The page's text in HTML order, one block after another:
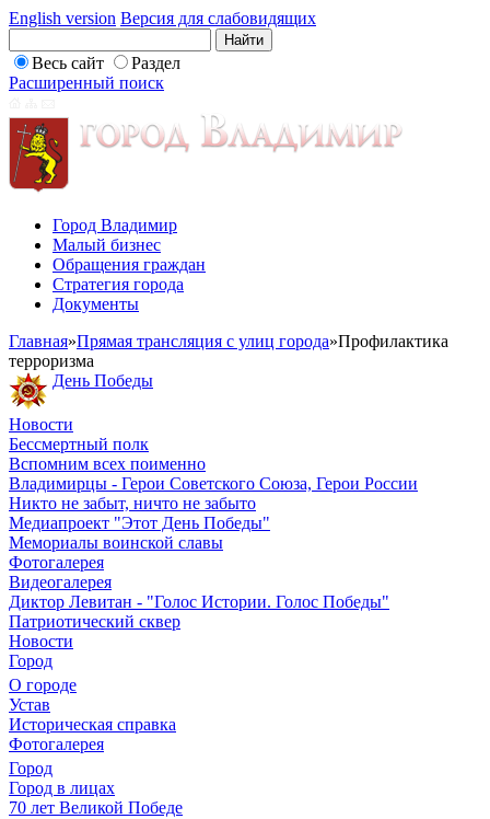
English version Версия для слабовидящих
Весь сайт
Раздел
Расширенный поиск
Город Владимир
Малый бизнес
Обращения граждан
Стратегия города
Документы
Главная»Прямая трансляция с улиц города»Профилактика
терроризма
День Победы
Новости
Бессмертный полк
Вспомним всех поименно
Владимирцы - Герои Советского Союза, Герои России
Никто не забыт, ничто не забыто
Медиапроект "Этот День Победы"
Мемориалы воинской славы
Фотогалерея
Видеогалерея
Диктор Левитан - "Голос Истории. Голос Победы"
Патриотический сквер
Новости
Город
О городе
Устав
Историческая справка
Фотогалерея
Город
Город в лицах
70 лет Великой Победе